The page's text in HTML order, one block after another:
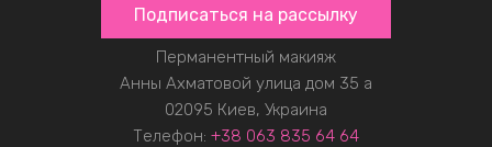
Перманентный макияж
Анны Ахматовой улица дом 35 а
02095 Киев, Украина
Телефон: +38 063 835 64 64